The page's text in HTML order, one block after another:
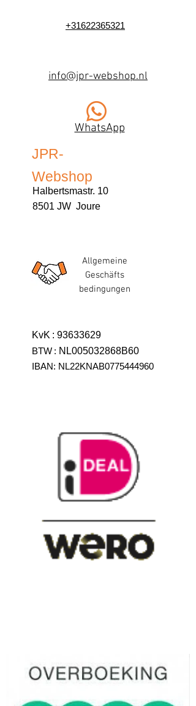
+31622365321
info@jpr-webshop.nl
WhatsApp
JPR-
Webshop
Halbertsmastr. 10
8501 JW Joure
Allgemeine
Geschäfts
bedingungen
KvK : 93633629
BTW : NL005032868B60
IBAN: NL22KNAB0775444960